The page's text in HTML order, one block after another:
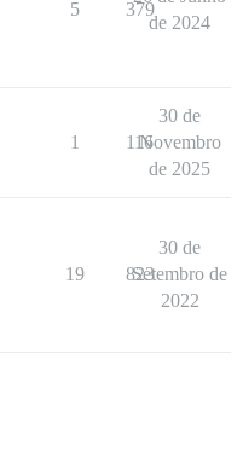
5 379
de 2024
1 116
30 de
Novembro
de 2025
19 823
30 de
Setembro de
2022